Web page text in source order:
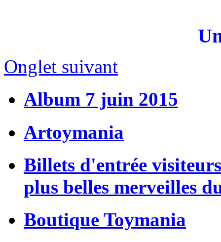
Onglet suivant
Album 7 juin 2015
Artoymania
Billets d'entrée
plus belles merveilles
Boutique Toymania